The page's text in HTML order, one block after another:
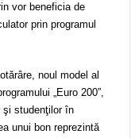
vor beneficia de
prin programul
noul model al
„Euro 200”,
şi studenţilor în
unui bon reprezintă